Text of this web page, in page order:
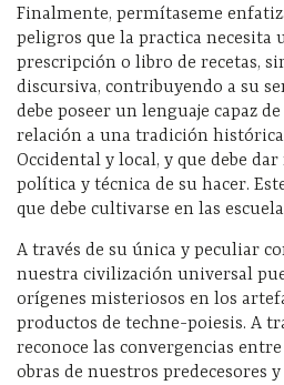
Finalmente, permítaseme
peligros que la practica necesita
prescripción o libro de recetas,
discursiva, contribuyendo a su
debe poseer un lenguaje capaz
relación a una tradición histórica
Occidental y local, y que debe
política y técnica de su hacer.
que debe cultivarse en las
A través de su única y peculiar
nuestra civilización universal
orígenes misteriosos en los
productos de techne-poiesis. A
reconoce las convergencias
obras de nuestros predecesores